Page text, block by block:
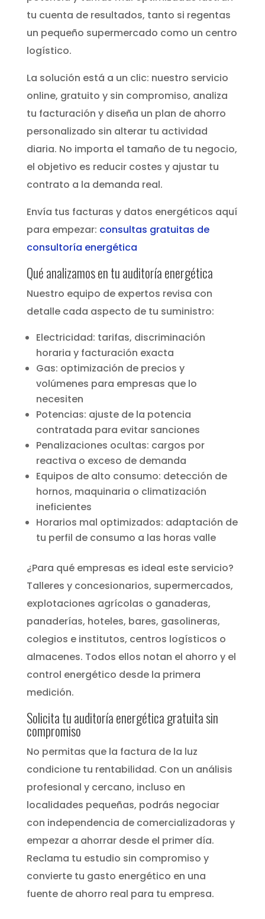
tu cuenta de resultados, tanto si regentas
un pequeño supermercado como un centro
logístico.
La solución está a un clic: nuestro servicio
online, gratuito y sin compromiso, analiza
tu facturación y diseña un plan de ahorro
personalizado sin alterar tu actividad
diaria. No importa el tamaño de tu negocio,
el objetivo es reducir costes y ajustar tu
contrato a la demanda real.
Envía tus facturas y datos energéticos aquí
para empezar: consultas gratuitas de
consultoría energética
Qué analizamos en tu auditoría energética
Nuestro equipo de expertos revisa con
detalle cada aspecto de tu suministro:
Electricidad: tarifas, discriminación
horaria y facturación exacta
Gas: optimización de precios y
volúmenes para empresas que lo
necesiten
Potencias: ajuste de la potencia
contratada para evitar sanciones
Penalizaciones ocultas: cargos por
reactiva o exceso de demanda
Equipos de alto consumo: detección de
hornos, maquinaria o climatización
ineficientes
Horarios mal optimizados: adaptación de
tu perfil de consumo a las horas valle
¿Para qué empresas es ideal este servicio?
Talleres y concesionarios, supermercados,
explotaciones agrícolas o ganaderas,
panaderías, hoteles, bares, gasolineras,
colegios e institutos, centros logísticos o
almacenes. Todos ellos notan el ahorro y el
control energético desde la primera
medición.
Solicita tu auditoría energética gratuita sin
compromiso
No permitas que la factura de la luz
condicione tu rentabilidad. Con un análisis
profesional y cercano, incluso en
localidades pequeñas, podrás negociar
con independencia de comercializadoras y
empezar a ahorrar desde el primer día.
Reclama tu estudio sin compromiso y
convierte tu gasto energético en una
fuente de ahorro real para tu empresa.